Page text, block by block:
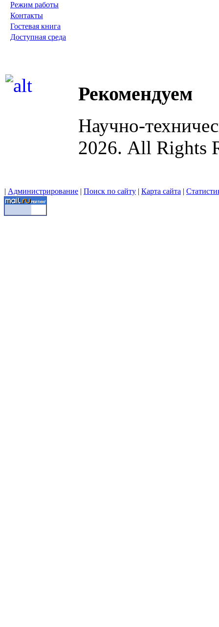
Режим работы
Контакты
Гостевая книга
Доступная среда
Рекомендуем
Научно-
2026. All Rights
| Администрирование | Поиск по сайту | Карта сайта |